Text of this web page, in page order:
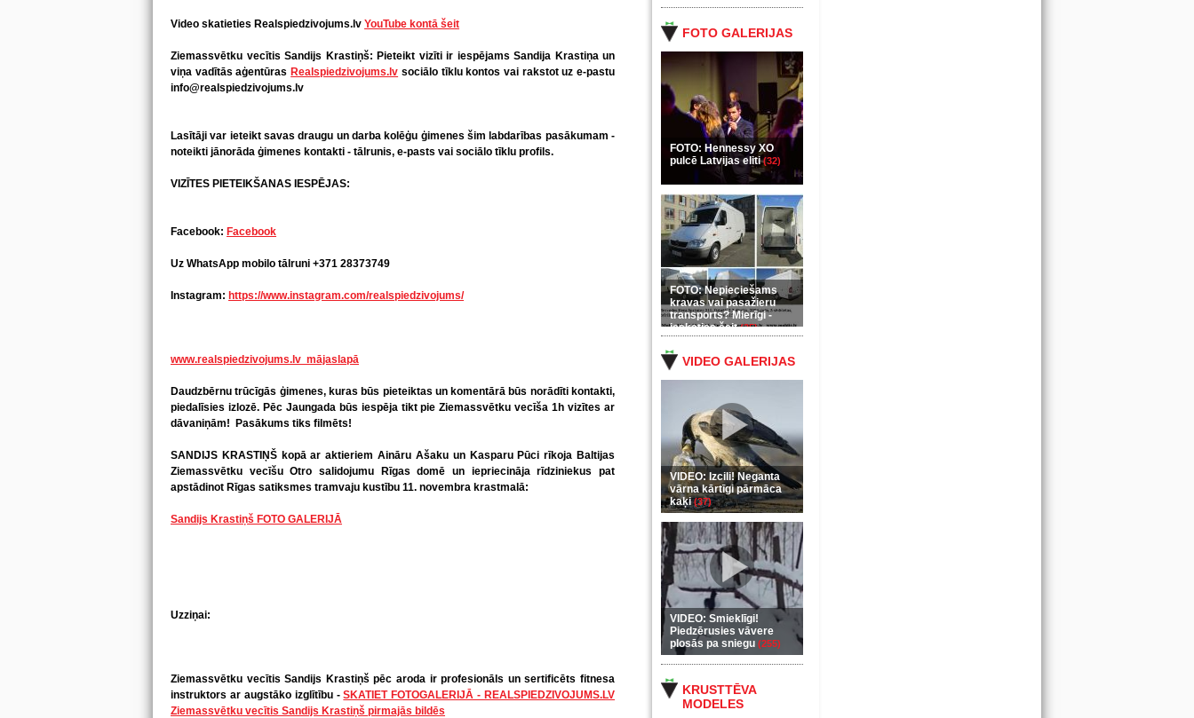
FOTO GALERIJAS
FOTO: Hennessy XO
pulcē Latvijas eliti(32)
FOTO: Nepieciešams
kravas vai pasažieru
transports? Mierīgi -
ieskaties šeit(35)
VIDEO GALERIJAS
VIDEO: Izcili! Neganta
vārna kārtīgi pārmāca
kaķi(37)
VIDEO: Smieklīgi!
Piedzērusies vāvere
plosās pa sniegu (255)
KRUSTTĒVA
MODELES
Video skatieties Realspiedzivojums.lv YouTube kontā šeit
Ziemassvētku vecītis Sandijs Krastiņš: Pieteikt vizīti ir iespējams Sandija Krastiņa un
viņa vadītās aģentūras Realspiedzivojums.lv sociālo tīklu kontos vai rakstot uz e-pastu
info@realspiedzivojums.lv
Lasītāji var ieteikt savas draugu un darba kolēģu ģimenes šim labdarības pasākumam -
noteikti jānorāda ģimenes kontakti - tālrunis, e-pasts vai sociālo tīklu profils.
VIZĪTES PIETEIKŠANAS IESPĒJAS:
Facebook: Facebook
Uz WhatsApp mobilo tālruni +371 28373749
Instagram: https://www.instagram.com/realspiedzivojums/
www.realspiedzivojums.lv mājaslapā
Daudzbērnu trūcīgās ģimenes, kuras būs pieteiktas un komentārā būs norādīti kontakti,
piedalīsies izlozē. Pēc Jaungada būs iespēja tikt pie Ziemassvētku vecīša 1h vizītes ar
dāvaniņām! Pasākums tiks filmēts!
SANDIJS KRASTIŅŠ kopā ar aktieriem Aināru Ašaku un Kasparu Pūci rīkoja Baltijas
Ziemassvētku vecīšu Otro salidojumu Rīgas domē un iepriecināja rīdziniekus pat
apstādinot Rīgas satiksmes tramvaju kustību 11. novembra krastmalā:
Sandijs Krastiņš FOTO GALERIJĀ
Uzziņai:
Ziemassvētku vecītis Sandijs Krastiņš pēc aroda ir profesionāls un sertificēts fitnesa
instruktors ar augstāko izglītību -SKATIET FOTOGALERIJĀ - REALSPIEDZIVOJUMS.LV
Ziemassvētku vecītis Sandijs Krastiņš pirmajās bildēs